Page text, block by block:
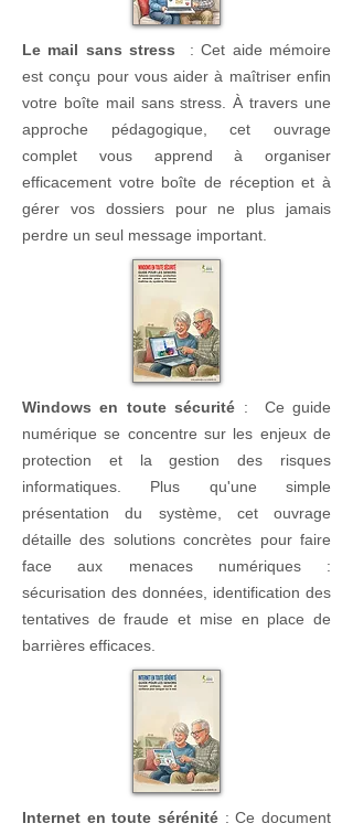
Le mail sans stress : Cet aide mémoire
est conçu pour vous aider à maîtriser enfin
votre boîte mail sans stress. À travers une
approche pédagogique, cet ouvrage
complet vous apprend à organiser
efficacement votre boîte de réception et à
gérer vos dossiers pour ne plus jamais
perdre un seul message important.
Windows en toute sécurité : Ce guide
numérique se concentre sur les enjeux de
protection et la gestion des risques
informatiques. Plus qu'une simple
présentation du système, cet ouvrage
détaille des solutions concrètes pour faire
face aux menaces numériques :
sécurisation des données, identification des
tentatives de fraude et mise en place de
barrières efficaces.
Internet en toute sérénité : Ce document